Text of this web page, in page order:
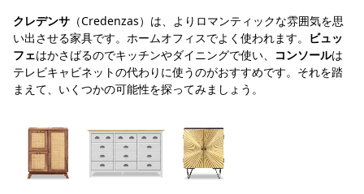
クレデンサ （Credenzas）は、よりロマンティックな雰囲気を思
い出させる家具です。ホームオフィスでよく使われます。 ビュッ
フェはかさばるのでキッチンやダイニングで使い、 コンソールは
テレビキャビネットの代わりに使うのがおすすめです。それを踏
まえて、いくつかの可能性を探ってみましょう。